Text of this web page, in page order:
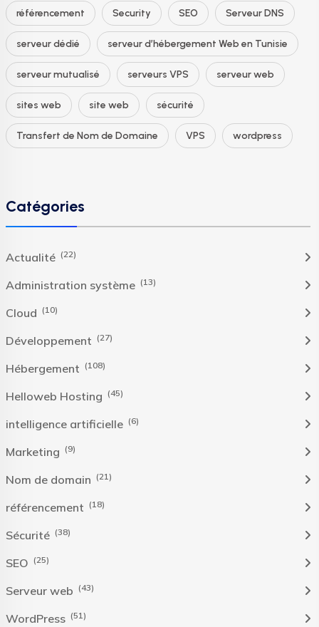
référencement Security SEO Serveur DNS
serveur dédié serveur d’hébergement Web en Tunisie
serveur mutualisé serveurs VPS serveur web
sites web site web sécurité
Transfert de Nom de Domaine VPS wordpress
Catégories
Actualité (22)
Administration système (13)
Cloud (10)
Développement (27)
Hébergement (108)
Helloweb Hosting (45)
intelligence artificielle (6)
Marketing (9)
Nom de domain (21)
référencement (18)
Sécurité (38)
SEO (25)
Serveur web (43)
WordPress (51)